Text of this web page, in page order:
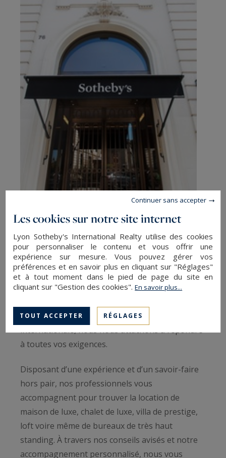
Un réseau immobilier de luxe qui
répond à vos attentes
Expert en immobilier de luxe, le réseau Sotheby’s
International Realty® est présent partout en
monde. Bénéficiant d’une renommée
internationale, nous nous attachons à répondre
à toutes vos exigences.
Disposant d’une expérience et d’un savoir-faire
hors pair, nos professionnels vous
accompagnent pour trouver la location de
maison de luxe, chalet de luxe, villa de prestige,
loft voire même de bureaux de très haut
standing. À travers nos conseils avisés et notre
accompagnement personnalisé, nous vous
Les cookies sur notre site internet
Lyon Sotheby's International Realty utilise des cookies
pour personnaliser le contenu et vous offrir une
expérience sur mesure. Vous pouvez gérer vos
préférences et en savoir plus en cliquant sur "Réglages"
et à tout moment dans le pied de page du site en
cliquant sur "Gestion des cookies".En savoir plus...
TOUT ACCEPTER RÉGLAGES
Continuer sans accepter